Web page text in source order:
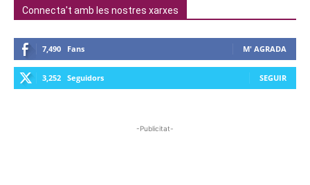
Connecta't amb les nostres xarxes
7,490 Fans M' AGRADA
3,252 Seguidors SEGUIR
-Publicitat-